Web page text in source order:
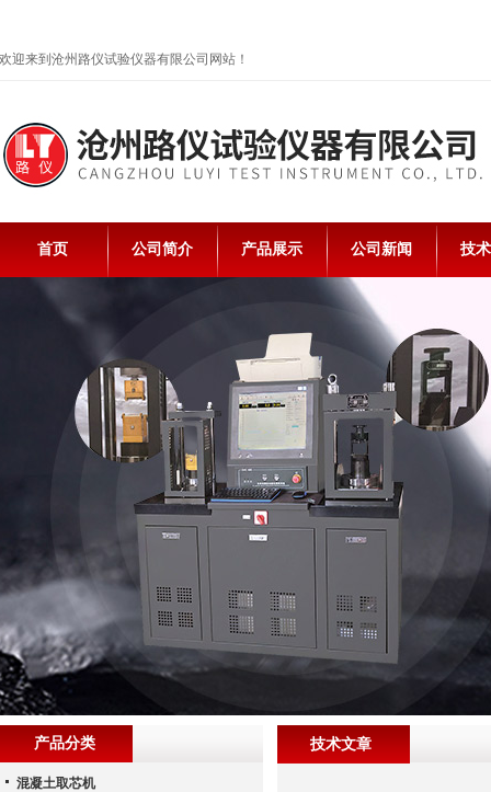
欢迎来到沧州路仪试验仪器有限公司网站！
首页 公司简介 产品展示 公司新闻 技
技术文章
产品分类
混凝土取芯机